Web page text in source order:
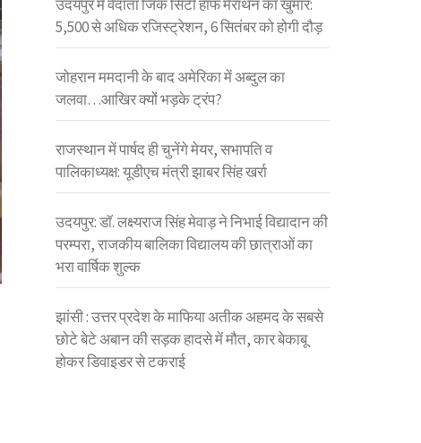
उदयपुर में वेदांता जिंक सिटी हाफ मैराथन का खुमार:
5,500 से अधिक रजिस्ट्रेशन, 6 सितंबर को होगी दौड़
जोहरान ममदानी के बाद अमेरिका में अब्दुल का
जलवा…आखिर क्यों भड़के ट्रंप?
राजस्थान में पार्षद ही चुनेंगे मेयर, सभापति व
पालिकाध्यक्ष: यूडीएच मंत्री झाबर सिंह खर्रा
उदयपुर: डॉ. लक्ष्यराज सिंह मेवाड़ ने निभाई विद्यादान की
परम्परा, राजकीय बालिका विद्यालय की छात्राओं का
भरा वार्षिक शुल्क
झांसी : उत्तर प्रदेश के माफिया अतीक अहमद के सबसे
छोटे बेटे अबान की सड़क हादसे में मौत, कार बेकाबू
होकर डिवाइडर से टकराई